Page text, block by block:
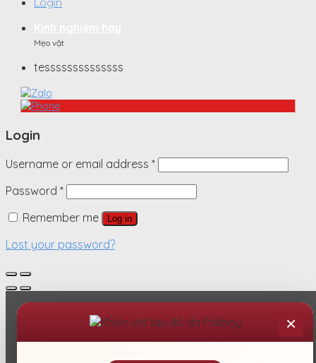
Mẹo vặt
tessssssssssssss
Login
Username or email address *
Password *
Remember me
Log in
Lost your password?
×